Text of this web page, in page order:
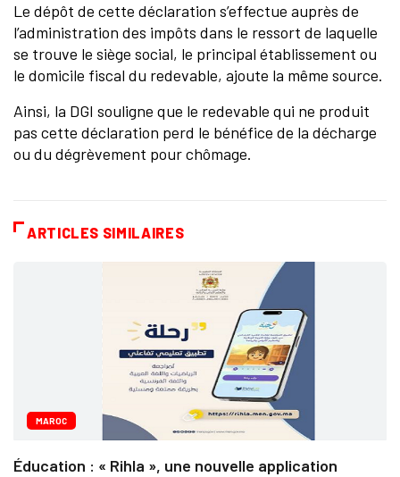
Le dépôt de cette déclaration s’effectue auprès de
l’administration des impôts dans le ressort de laquelle
se trouve le siège social, le principal établissement ou
le domicile fiscal du redevable, ajoute la même source.
Ainsi, la DGI souligne que le redevable qui ne produit
pas cette déclaration perd le bénéfice de la décharge
ou du dégrèvement pour chômage.
ARTICLES SIMILAIRES
MAROC
Éducation : « Rihla », une nouvelle application